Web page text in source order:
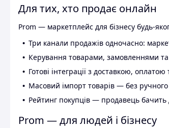
Для тих, хто продає онлайн
Prom — маркетплейс для бізнесу будь-
Три канали продажів одночасно:
Керування товарами, замовленнями та
Готові інтеграції з доставкою,
Масовий імпорт товарів — без
Рейтинг покупців — продавець
Prom — для людей і бізнесу